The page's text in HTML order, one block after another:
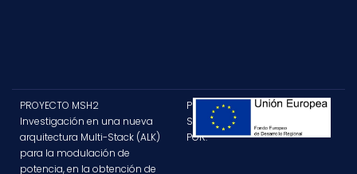
PROYECTO MSH2
Investigación en una nueva
arquitectura Multi-Stack (ALK)
para la modulación de
potencia, en la obtención de
PROYECTO
SUBVENCIONADO
POR: